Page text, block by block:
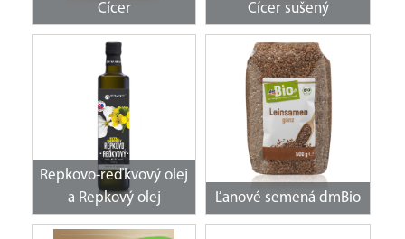
Cícer Cícer sušený
Repkovo-reďkvový olej
a Repkový olej
Ľanové semená dmBio